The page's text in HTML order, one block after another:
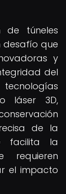
de túneles
desafío que
y
del
láser 3D,
de la
facilita la
requieren
el impacto